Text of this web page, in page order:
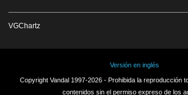
VGChartz
Versión en inglés
Copyright Vandal 1997-2026 - Prohibida la reproducción
contenidos sin el permiso expreso de los